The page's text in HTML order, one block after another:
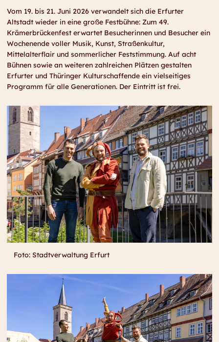
Vom 19. bis 21. Juni 2026 verwandelt sich die Erfurter
Altstadt wieder in eine große Festbühne: Zum 49.
Krämerbrückenfest erwartet Besucherinnen und Besucher ein
Wochenende voller Musik, Kunst, Straßenkultur,
Mittelalterflair und sommerlicher Feststimmung. Auf acht
Bühnen sowie an weiteren zahlreichen Plätzen gestalten
Erfurter und Thüringer Kulturschaffende ein vielseitiges
Programm für alle Generationen. Der Eintritt ist frei.
Foto: Stadtverwaltung Erfurt